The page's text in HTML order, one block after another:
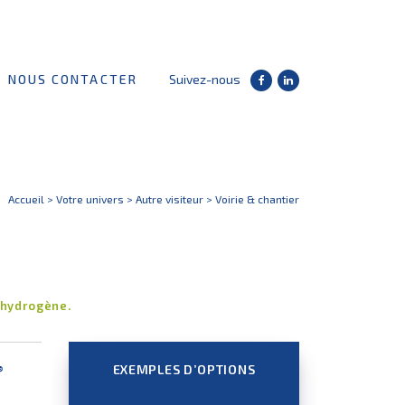
NOUS CONTACTER Suivez-nous
Accueil > Votre univers > Autre visiteur > Voirie & chantier
BENNE ALUMINIUM LEVANTE
EXEMPLES D’OPTIONS